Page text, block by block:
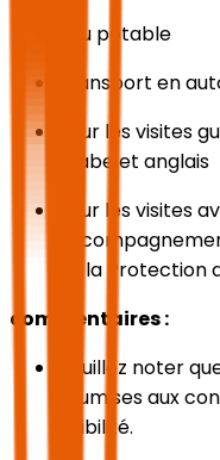
eau potable
Transport en
Pour les visites
arabe et anglais
Pour les visites
de la Protection
commentaires :
Veuillez noter
soumises aux
visibilité.